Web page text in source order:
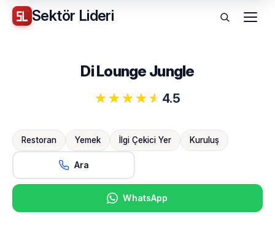
Sektör Lideri Menü
Di Lounge Jungle
4.5
Restoran Yemek İlgi Çekici Yer Kuruluş
Ara
WhatsApp